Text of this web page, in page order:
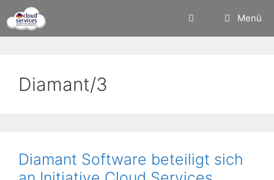
Inhalt
springen
Menü
Diamant/3
Diamant Software beteiligt sich